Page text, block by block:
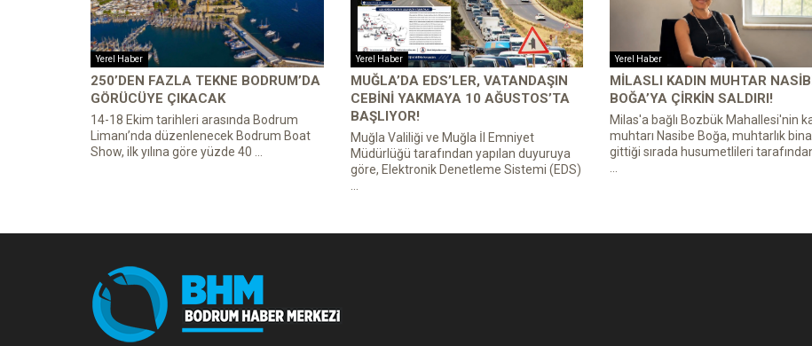
Yerel Haber
250’DEN FAZLA TEKNE BODRUM’DA
GÖRÜCÜYE ÇIKACAK
14-18 Ekim tarihleri arasında Bodrum
Limanı’nda düzenlenecek Bodrum Boat
Show, ilk yılına göre yüzde 40 ...
Yerel Haber
MUĞLA’DA EDS’LER, VATANDAŞIN
CEBINI YAKMAYA 10 AĞUSTOS’TA
BAŞLIYOR!
Muğla Valiliği ve Muğla İl Emniyet
Müdürlüğü tarafından yapılan duyuruya
göre, Elektronik Denetleme Sistemi (EDS)
Yerel Haber
MILASLI KADIN MUHTAR
BOĞA’YA ÇIRKIN SALDIRI!
Milas'a bağlı Bozbük Mahallesi'nin
muhtarı Nasibe Boğa, muhtarlık
gittiği sırada husumetlileri